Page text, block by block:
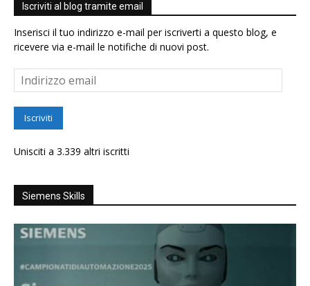
Iscriviti al blog tramite email
Inserisci il tuo indirizzo e-mail per iscriverti a questo blog, e
ricevere via e-mail le notifiche di nuovi post.
Indirizzo
email
Iscriviti
Unisciti a 3.339 altri iscritti
Siemens Skills